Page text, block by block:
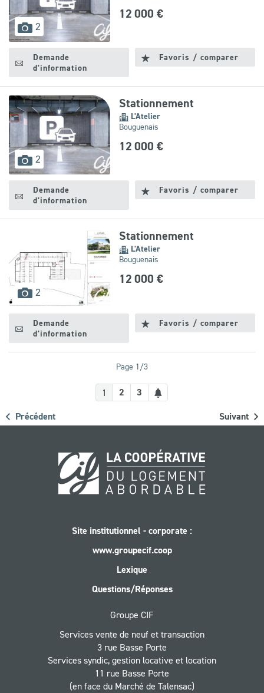
2 images
disponibles
12 000 €
Demande
d'information
Favoris / comparer
2 images
disponibles
Stationnement
L'Atelier
Bouguenais
12 000 €
Demande
d'information
Favoris / comparer
2 images
disponibles
Stationnement
L'Atelier
Bouguenais
12 000 €
Demande
d'information
Favoris / comparer
Page 1/3
Précédent
1 2 3
Créer
une
Suivant
Site institutionnel - corporate :
www.groupecif.coop
Lexique
Questions/Réponses
Groupe CIF
Services vente de neuf et transaction
3 rue Basse Porte
Services syndic, gestion locative et location
11 rue Basse Porte
(en face du Marché de Talensac)